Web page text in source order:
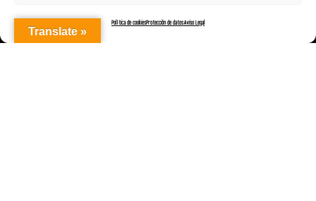
Política de cookiesProtección de datosAviso Legal
Translate »